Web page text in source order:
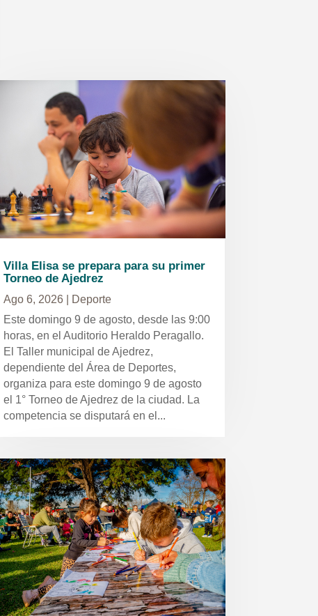
Villa Elisa se prepara para su primer
Torneo de Ajedrez
Ago 6, 2026|
Deporte
Este domingo 9 de agosto, desde las 9:00
horas, en el Auditorio Heraldo Peragallo.
El Taller municipal de Ajedrez,
dependiente del Área de Deportes,
organiza para este domingo 9 de agosto
el 1° Torneo de Ajedrez de la ciudad. La
competencia se disputará en el...